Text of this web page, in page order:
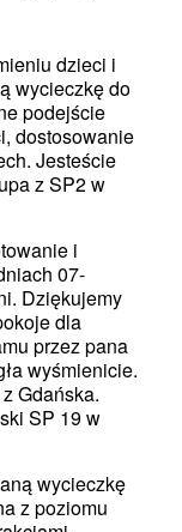
dzieci i
wycieczkę do
podejście
dostosowanie
Jesteście
z SP2 w
i
07-
Dziękujemy
dla
przez pana
wyśmienicie.
Gdańska.
SP 19 w
wycieczkę
z poziomu